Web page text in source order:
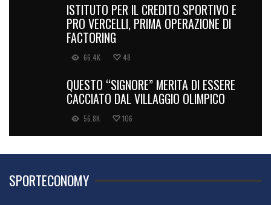
ISTITUTO PER IL CREDITO SPORTIVO E
PRO VERCELLI, PRIMA OPERAZIONE DI
FACTORING
66.4K 48
QUESTO “SIGNORE” MERITA DI ESSERE
CACCIATO DAL VILLAGGIO OLIMPICO
56.8K 106
SPORTECONOMY